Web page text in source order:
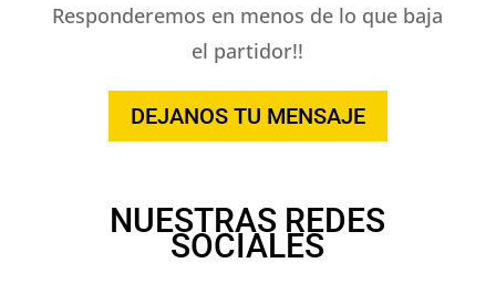
Responderemos en menos de lo que baja
el partidor!!
DEJANOS TU MENSAJE
NUESTRAS REDES
SOCIALES